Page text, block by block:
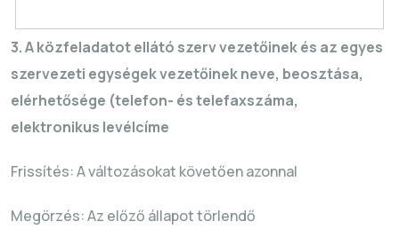
3. A közfeladatot ellátó szerv vezetőinek és az egyes
szervezeti egységek vezetőinek neve, beosztása,
elérhetősége (telefon- és telefaxszáma,
elektronikus levélcíme
Frissítés: A változásokat követően azonnal
Megörzés: Az előző állapot törlendő